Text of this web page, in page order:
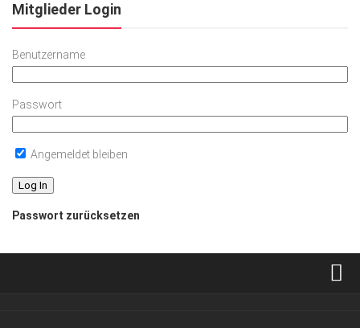
Mitglieder Login
Benutzername
Passwort
Angemeldet bleiben
Passwort zurücksetzen